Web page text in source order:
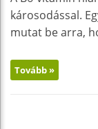
károsodással.
mutat be arra,
Tovább »